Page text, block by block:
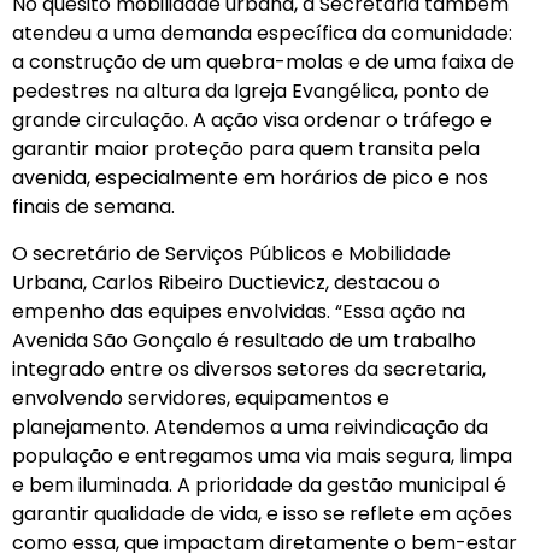
atendeu a uma demanda específica da comunidade:
a construção de um quebra-molas e de uma faixa de
pedestres na altura da Igreja Evangélica, ponto de
grande circulação. A ação visa ordenar o tráfego e
garantir maior proteção para quem transita pela
avenida, especialmente em horários de pico e nos
finais de semana.
O secretário de Serviços Públicos e Mobilidade
Urbana, Carlos Ribeiro Ductievicz, destacou o
empenho das equipes envolvidas. “Essa ação na
Avenida São Gonçalo é resultado de um trabalho
integrado entre os diversos setores da secretaria,
envolvendo servidores, equipamentos e
planejamento. Atendemos a uma reivindicação da
população e entregamos uma via mais segura, limpa
e bem iluminada. A prioridade da gestão municipal é
garantir qualidade de vida, e isso se reflete em ações
como essa, que impactam diretamente o bem-estar